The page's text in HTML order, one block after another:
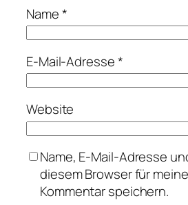
Name*
E-Mail-Adresse*
Website
Name, E-Mail-Adresse
diesem Browser für
Kommentar speichern.